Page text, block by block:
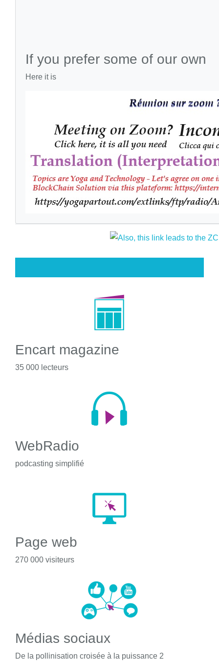
If you prefer some of our own
Here it is
Encart magazine
35 000 lecteurs
WebRadio
podcasting simplifié
Page web
270 000 visiteurs
Médias sociaux
De la pollinisation croisée à la puissance 2